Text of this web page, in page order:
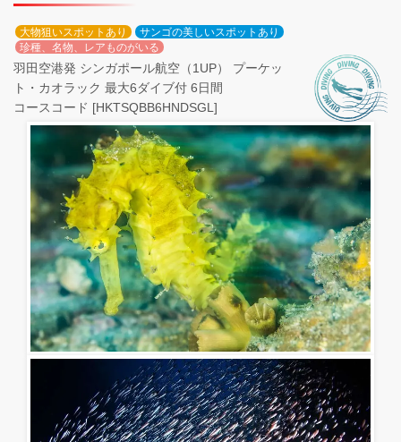
大物狙いスポットあり
サンゴの美しいスポットあり
珍種、名物、レアものがいる
羽田空港発 シンガポール航空（1UP） プーケッ
ト・カオラック 最大6ダイブ付 6日間
コースコード [HKTSQBB6HNDSGL]